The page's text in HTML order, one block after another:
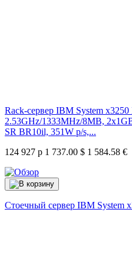
Rack-сервер IBM System
2.53GHz/1333MHz/8MB,
SR BR10il, 351W p/s,...
124 927 р 1 737.00 $ 1 584.58 €
Стоечный сервер IBM System